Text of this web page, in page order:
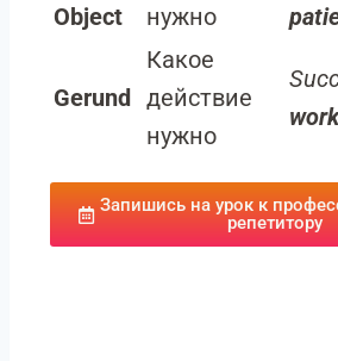
Object
нужно
Gerund
Какое
действие
нужно
Запишись на урок к
репетитору